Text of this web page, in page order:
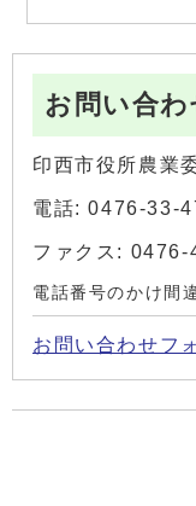
お問い合わ
印西市役所農業
電話: 0476-33-
ファクス:
電話番号のかけ間
お問い合わせフ